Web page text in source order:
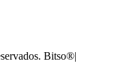
Bitso®|